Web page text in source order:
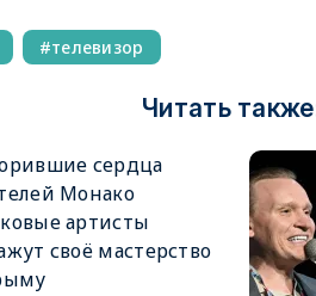
телевизор
Читать
сердца
Монако
артисты
своё мастерство